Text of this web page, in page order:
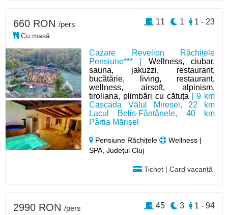
Cazare Revelion Răchițele
Pensiune*** | Wellness, ciubar,
sauna, jakuzzi, restaurant,
bucătărie, living, restaurant,
wellness, airsoft, alpinism,
tiroliana, plimbări cu cătuța | 9 km
Cascada Vălul Miresei, 22 km
Lacul Beliș-Fântânele, 40 km
Pârtia Mărișel
Pensiune Răchițele
Wellness |
SPA, Județul Cluj
Tichet | Card vacanță
660 RON /pers
Cu masă
1 - 23
1
11
2990 RON /pers 1 - 94
3
45